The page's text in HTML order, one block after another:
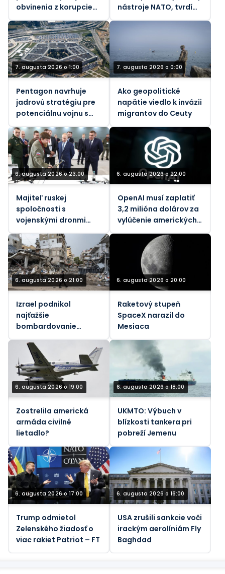
obvinenia z korupcie
veľvyslankyni v USA
nástroje NATO, tvrdí
7. augusta 2026 o 1:00
Pentagon navrhuje
jadrovú stratégiu pre
potenciálnu vojnu s
Ruskom a Čínou – NBC
7. augusta 2026 o 0:00
Ako geopolitické
napätie viedlo k invázii
migrantov do Ceuty
6. augusta 2026 o 23:00
Majiteľ ruskej
spoločnosti s
vojenskými dronmi
bomby v aute
6. augusta 2026 o 22:00
OpenAI musí zaplatiť
3,2 milióna dolárov za
vylúčenie amerických
6. augusta 2026 o 21:00
Izrael podnikol
najťažšie
bombardovanie
Libanonu od júnového
prímeria (VIDEÁ)
6. augusta 2026 o 20:00
Raketový stupeň
SpaceX narazil do
Mesiaca
6. augusta 2026 o 19:00
Zostrelila americká
armáda civilné
lietadlo?
6. augusta 2026 o 18:00
UKMTO: Výbuch v
blízkosti tankera pri
pobreží Jemenu
6. augusta 2026 o 17:00
Trump odmietol
Zelenského žiadosť o
viac rakiet Patriot – FT
6. augusta 2026 o 16:00
USA zrušili sankcie voči
irackým aerolíniám Fly
Baghdad